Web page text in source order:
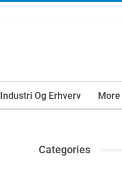
Industri Og Erhverv More
Categories